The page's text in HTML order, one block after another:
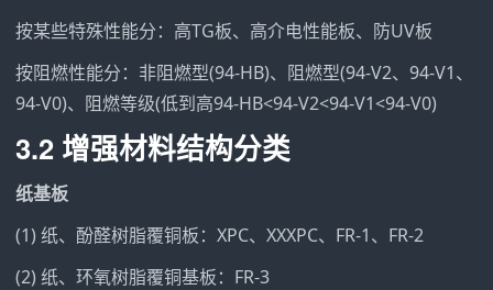
按某些特殊性能分：高TG板、高介电性能板、防UV板
按阻燃性能分：非阻燃型(94-HB)、阻燃型(94-V2、94-V1、
94-V0)、阻燃等级(低到高94-HB<94-V2<94-V1<94-V0)
3.2 增强材料结构分类
纸基板
(1) 纸、酚醛树脂覆铜板：XPC、XXXPC、FR-1、FR-2
(2) 纸、环氧树脂覆铜基板：FR-3